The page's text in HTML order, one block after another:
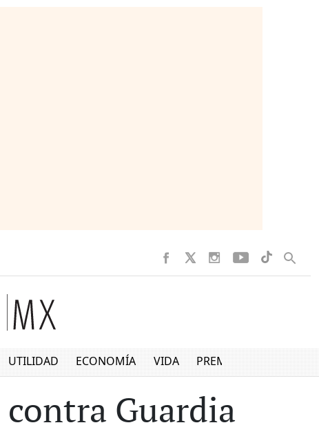
UTILIDAD ECONOMÍA VIDA PREMIUM
contra Guardia